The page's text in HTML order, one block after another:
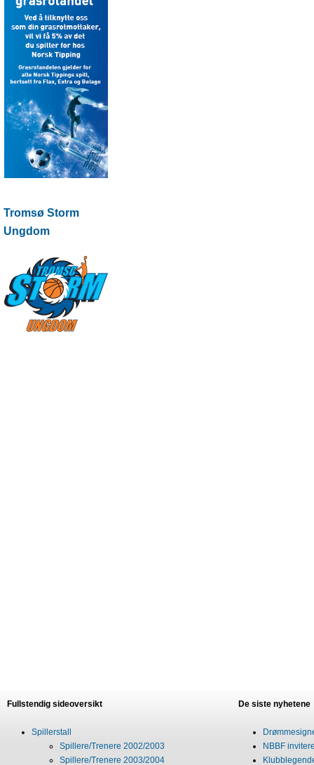
Tromsø Storm
Ungdom
Fullstendig sideoversikt
Spillerstall
Spillere/Trenere 2002/2003
Spillere/Trenere 2003/2004
De siste nyhetene
NBBF